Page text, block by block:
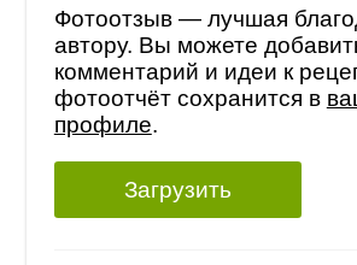
Фотоотзыв — лучшая
автору. Вы можете
комментарий и идеи к
фотоотчёт сохранится в
профиле.
Загрузить